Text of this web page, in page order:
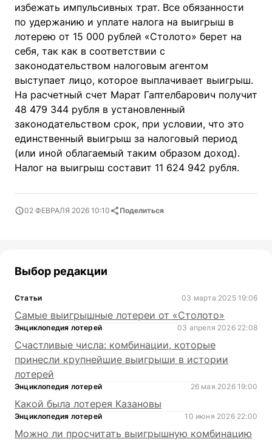
избежать импульсивных трат. Все обязанности
по удержанию и уплате налога на выигрыш в
лотерею от 15 000 рублей «Столото» берет на
себя, так как в соответствии с
законодательством налоговым агентом
выступает лицо, которое выплачивает выигрыш.
На расчетный счет Марат Гаптелбарович получит
48 479 344 рубля в установленный
законодательством срок, при условии, что это
единственный выигрыш за налоговый период
(или иной облагаемый таким образом доход).
Налог на выигрыш составит 11 624 942 рубля.
02 ФЕВРАЛЯ 2026 10:10 Поделиться
Выбор редакции
Статьи 03 марта 2025 19:06
Самые выигрышные лотереи от «Столото»
Энциклопедия лотерей 03 апреля 2026 22:08
Счастливые числа: комбинации, которые
принесли крупнейшие выигрыши в истории
лотерей
Энциклопедия лотерей 26 мая 2026 19:00
Какой была лотерея Казановы
Энциклопедия лотерей 10 июня 2026 22:00
Можно ли просчитать выигрышную комбинацию